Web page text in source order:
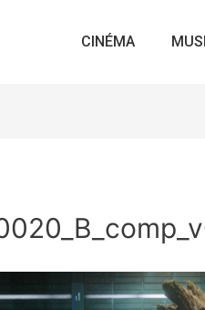
CINÉMA